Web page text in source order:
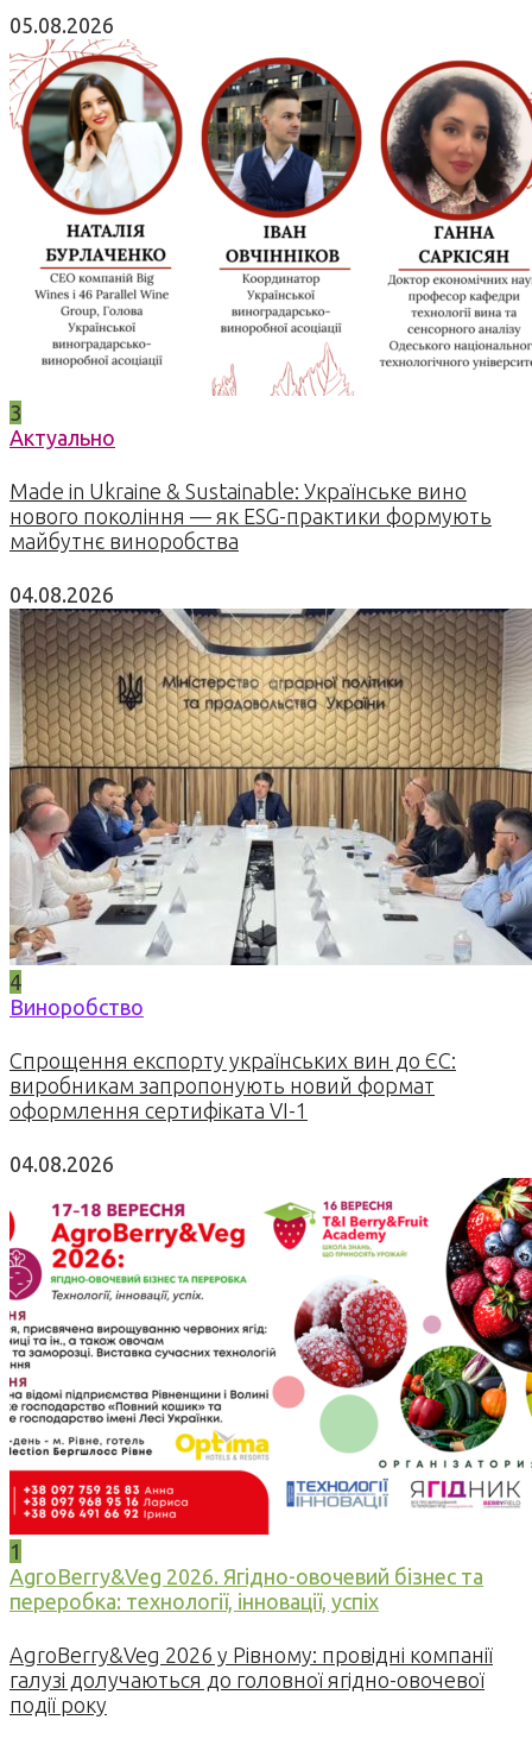
05.08.2026
3
Актуально
Made in Ukraine & Sustainable: Українське вино
нового покоління — як ESG-практики формують
майбутнє виноробства
04.08.2026
4
Виноробство
Спрощення експорту українських вин до ЄС:
виробникам запропонують новий формат
оформлення сертифіката VI-1
04.08.2026
1
AgroBerry&Veg 2026. Ягідно-овочевий бізнес та
переробка: технології, інновації, успіх
AgroBerry&Veg 2026 у Рівному: провідні компанії
галузі долучаються до головної ягідно-овочевої
події року